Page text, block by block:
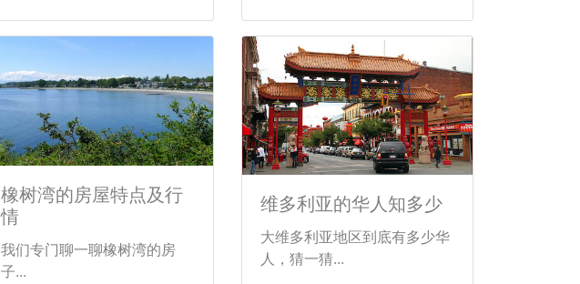
橡树湾的房屋特点及行
情
我们专门聊一聊橡树湾的房
子...
维多利亚的华人知多少
大维多利亚地区到底有多少华
人，猜一猜...